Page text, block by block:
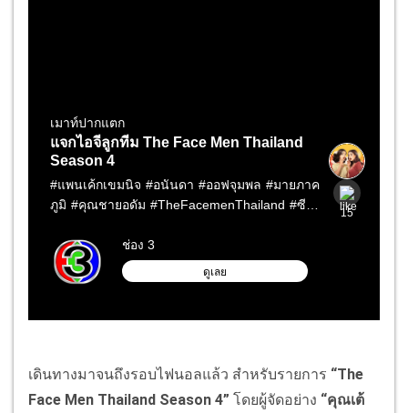
เดินทางมาจนถึงรอบไฟนอลแล้ว สำหรับรายการ “The
Face Men Thailand Season 4” โดยผู้จัดอย่าง “คุณเต้